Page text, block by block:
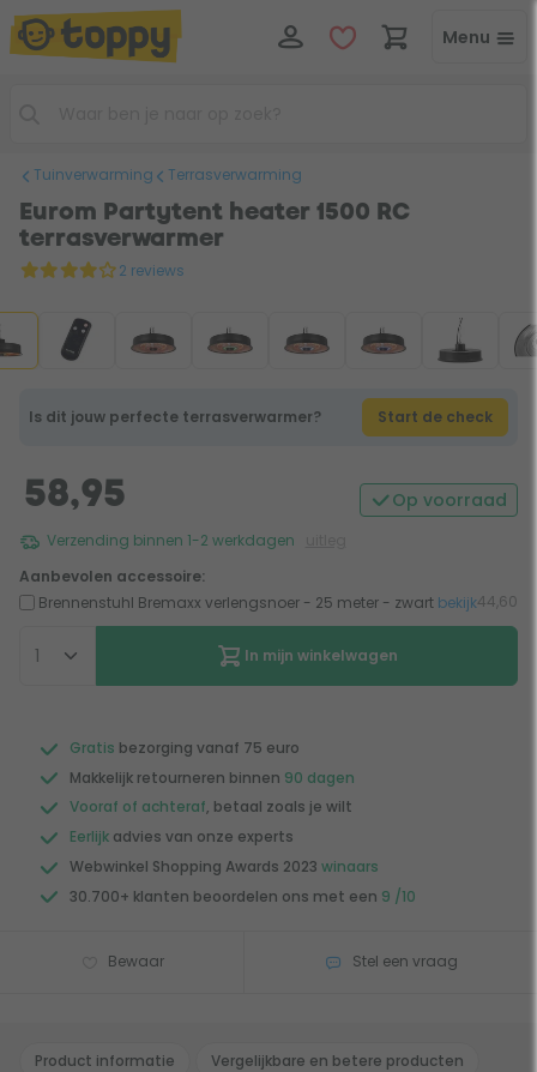
Menu
Tuinverwarming Terrasverwarming
Eurom Partytent heater 1500 RC
terrasverwarmer
2 reviews
Is dit jouw perfecte terrasverwarmer? Start de check
58,95 Op voorraad
Verzending binnen 1-2 werkdagen
Aanbevolen accessoire:
Brennenstuhl Bremaxx verlengsnoer - 25 meter - zwart bekijk44,60
In mijn winkelwagen
Gratis bezorging vanaf 75 euro
Makkelijk retourneren binnen 90 dagen
Vooraf of achteraf, betaal zoals je wilt
Eerlijk advies van onze experts
Webwinkel Shopping Awards 2023 winaars
30.700+ klanten beoordelen ons met een 9 /10
Bewaar Stel een vraag
Product informatie Vergelijkbare en betere producten